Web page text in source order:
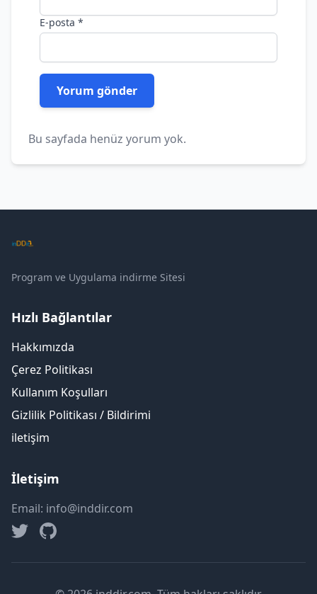
E-posta *
Bu sayfada henüz yorum yok.
Program ve Uygulama indirme Sitesi
Hızlı Bağlantılar
Hakkımızda
Çerez Politikası
Kullanım Koşulları
Gizlilik Politikası / Bildirimi
iletişim
İletişim
Email: info@inddir.com